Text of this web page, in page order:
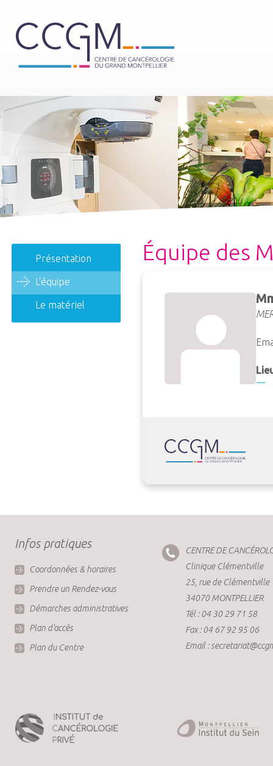
Équipe des
Présentation
L'équipe
Le matériel
Infos pratiques
Coordonnées & horaires
Prendre un Rendez-vous
Démarches administratives
Plan d'accès
Plan du Centre
CENTRE DE
Clinique Clémentville
25, rue de Clémentville
34070 MONTPELLIER
Tél : 04 30 29 71 58
Fax : 04 67 92 95 06
Email :